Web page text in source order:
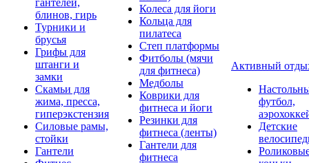
гантелей,
блинов, гирь
Турники и
брусья
Грифы для
штанги и
замки
Скамьи для
жима, пресса,
гиперэкстензия
Силовые рамы,
стойки
Гантели
Колеса для йоги
Кольца для
пилатеса
Степ платформы
Фитболы (мячи
для фитнеса)
Медболы
Коврики для
фитнеса и йоги
Резинки для
фитнеса (ленты)
Гантели для
фитнеса
Активный
футбол,
Детские